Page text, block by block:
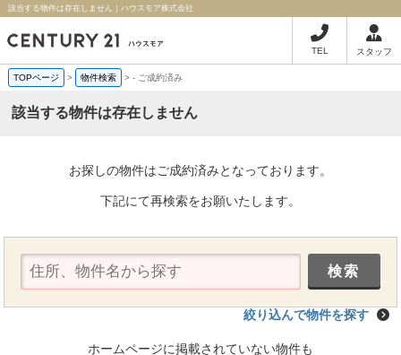
該当する物件は存在しません｜ハウスモア株式会社
TEL スタッフ
TOPページ > 物件検索 >- ご成約済み
該当する物件は存在しません
お探しの物件はご成約済みとなっております。
下記にて再検索をお願いたします。
絞り込んで物件を探す
ホームページに掲載されていない物件も